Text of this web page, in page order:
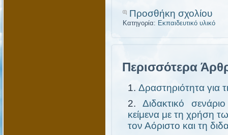
Προσθήκη σχολίου
Κατηγορία: Εκπαιδευτικό υλικό
Περισσότερα
Δραστηριότητα για
Διδακτικό
κείμενα με τη χρήση
τον Αόριστο και τη